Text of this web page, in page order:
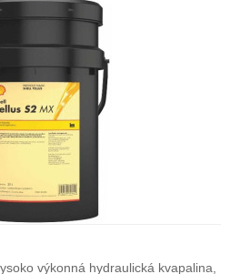
výkonná hydraulická kvapalina,